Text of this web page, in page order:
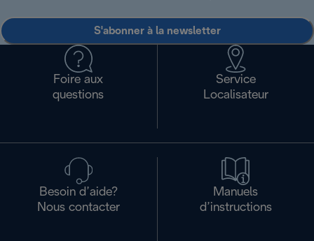
S'abonner à la newsletter
Foire aux
questions
Service
Localisateur
Besoin d’aide?
Nous contacter
Manuels
d’instructions